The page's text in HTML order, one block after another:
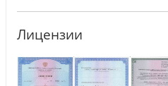
Лицензии